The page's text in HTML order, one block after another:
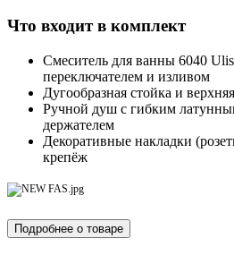
Что входит в комплект
Смеситель для ванны 6040
переключателем и изливом
Дугообразная стойка и
Ручной душ с гибким
держателем
Декоративные накладки
крепёж
Подробнее о товаре